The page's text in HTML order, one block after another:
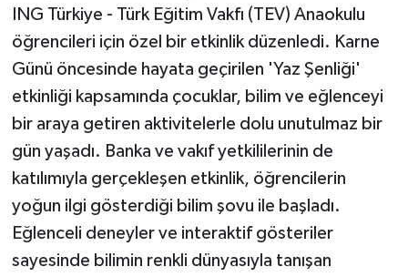
ING Türkiye - Türk Eğitim Vakfı (TEV) Anaokulu
öğrencileri için özel bir etkinlik düzenledi. Karne
Günü öncesinde hayata geçirilen 'Yaz Şenliği'
etkinliği kapsamında çocuklar, bilim ve eğlenceyi
bir araya getiren aktivitelerle dolu unutulmaz bir
gün yaşadı. Banka ve vakıf yetkililerinin de
katılımıyla gerçekleşen etkinlik, öğrencilerin
yoğun ilgi gösterdiği bilim şovu ile başladı.
Eğlenceli deneyler ve interaktif gösteriler
sayesinde bilimin renkli dünyasıyla tanışan
MAGAZİN
Otomobil
POLİTİKA
SİYASET
SPOR HABERLERİ